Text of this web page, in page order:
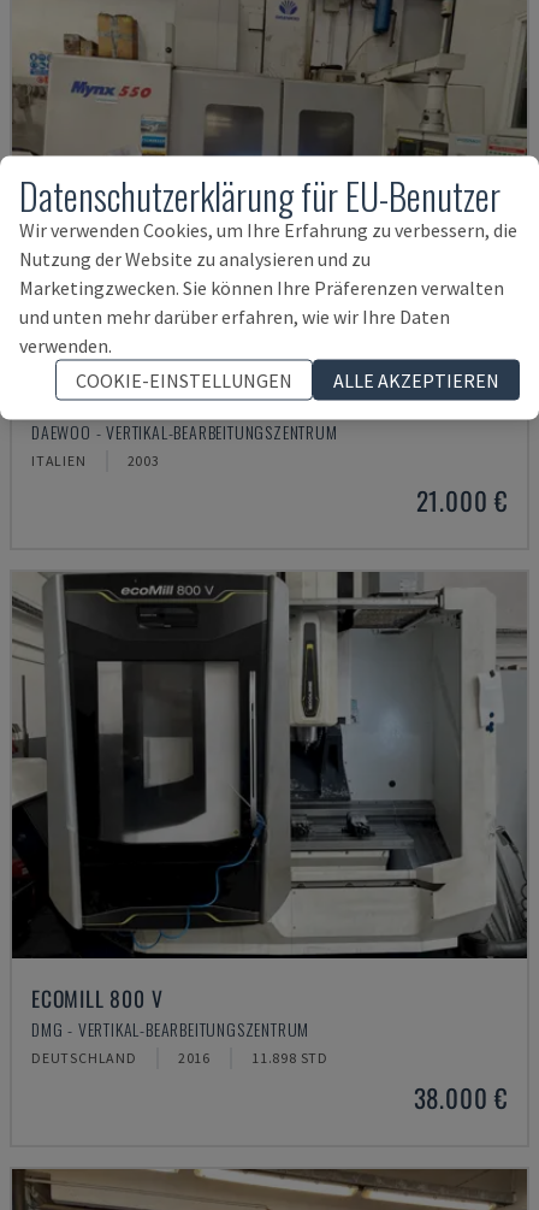
MYNX 550
DAEWOO - VERTIKAL-BEARBEITUNGSZENTRUM
ITALIEN 2003
21.000 €
ECOMILL 800 V
DMG - VERTIKAL-BEARBEITUNGSZENTRUM
DEUTSCHLAND 2016 11.898 STD
38.000 €
Datenschutzerklärung für EU-Benutzer
Wir verwenden Cookies, um Ihre Erfahrung zu verbessern, die
Nutzung der Website zu analysieren und zu
Marketingzwecken. Sie können Ihre Präferenzen verwalten
und unten mehr darüber erfahren, wie wir Ihre Daten
verwenden.
COOKIE-EINSTELLUNGEN
ALLE AKZEPTIEREN